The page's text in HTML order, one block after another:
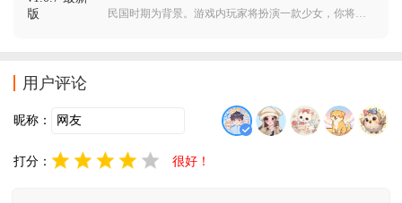
民国时期为背景。游戏内玩家将扮演一款少女，你将周
用户评论
昵称：
打分： 很好！